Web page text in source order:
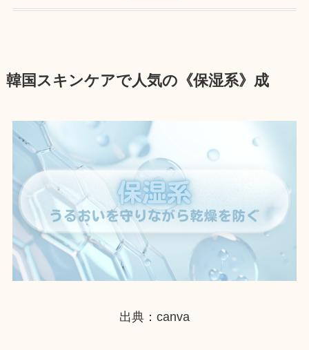
韓国スキンケアで人気の《保湿系》成
出典：canva